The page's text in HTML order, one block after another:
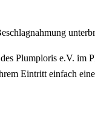
Plumploris e.V. im
Eintritt einfach